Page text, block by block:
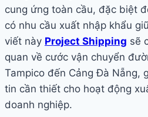
cung ứng toàn cầu, đặc biệt
có nhu cầu xuất nhập khẩu
viết này Project Shipping sẽ
quan về cước vận chuyển
Tampico đến Cảng Đà Nẵng,
tin cần thiết cho hoạt động
doanh nghiệp.